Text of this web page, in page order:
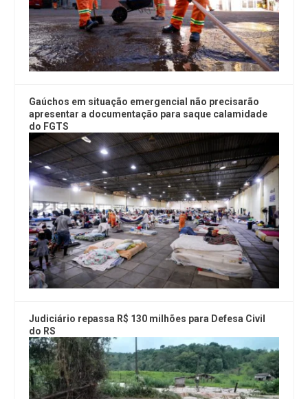
Gaúchos em situação emergencial não precisarão
apresentar a documentação para saque calamidade
do FGTS
Judiciário repassa R$ 130 milhões para Defesa Civil
do RS